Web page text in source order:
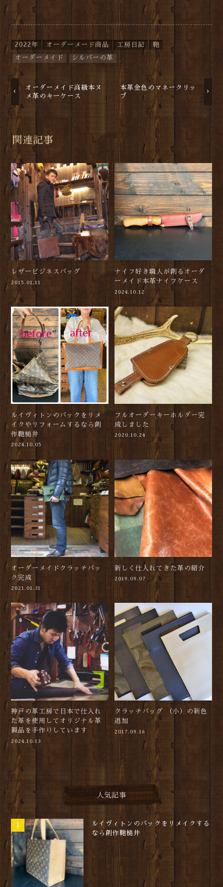
2022年 オーダーメード商品 工房日記 鞄
オーダーメイド シルバーの革
オーダーメイド高級本ヌ
メ革のキーケース
本革金色のマネークリッ
プ
関連記事
レザービジネスバッグ
2015.01.11
ナイフ好き職人が創るオーダ
ーメイド本革ナイフケース
2024.10.12
ルイヴィトンのバックをリメ
イクやリフォームするなら創
作鞄槌井
2024.10.05
フルオーダーキーホルダー完
成しました
2020.10.24
オーダーメイドクラッチバッ
ク完成
2021.01.31
新しく仕入れてきた革の紹介
2019.09.07
神戸の革工房で日本で仕入れ
た革を使用してオリジナル革
製品を手作りしています
2024.10.13
クラッチバッグ （小）の新色
追加
2017.09.16
人気記事
ルイヴィトンのバックをリメイクする
なら創作鞄槌井